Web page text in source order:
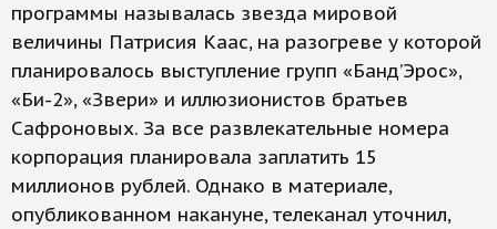
программы называлась звезда мировой
величины Патрисия Каас, на разогреве у которой
планировалось выступление групп «Банд’Эрос»,
«Би-2», «Звери» и иллюзионистов братьев
Сафроновых. За все развлекательные номера
корпорация планировала заплатить 15
миллионов рублей. Однако в материале,
опубликованном накануне, телеканал уточнил,